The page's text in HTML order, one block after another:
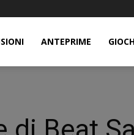
ANTEPRIME